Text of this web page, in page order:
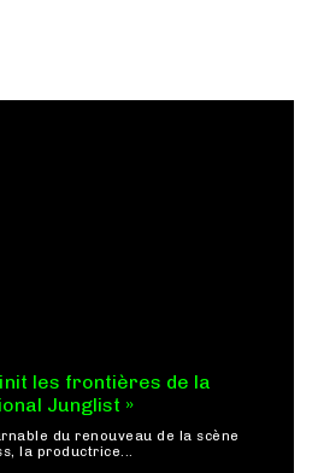
les frontières de la
Junglist »
la productrice...